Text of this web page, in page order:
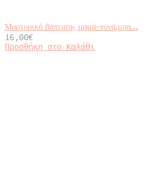
Μαρτυρικά βάπτισης μαμά-νονά,μπα...
16,00€
Προσθήκη στο Καλάθι